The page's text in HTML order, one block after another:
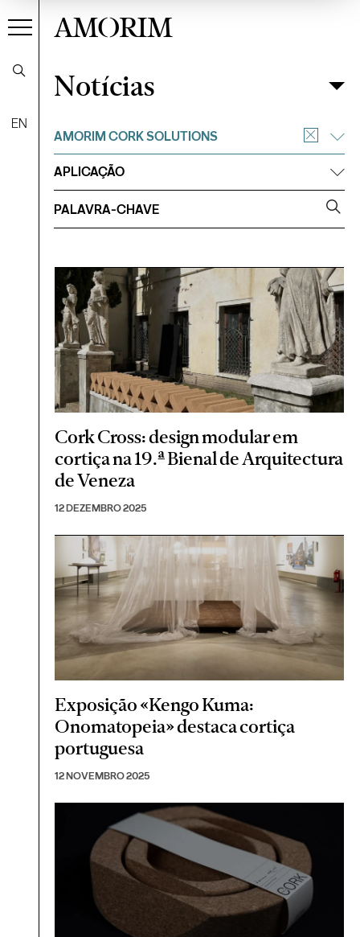
EN
AMORIM
Notícias
Filtrar
Notícias
AMORIM CORK SOLUTIONS
APLICAÇÃO
Cork Cross: design modular em
cortiça na 19.ª Bienal de Arquitectura
de Veneza
12 DEZEMBRO 2025
Exposição «Kengo Kuma:
Onomatopeia» destaca cortiça
portuguesa
12 NOVEMBRO 2025